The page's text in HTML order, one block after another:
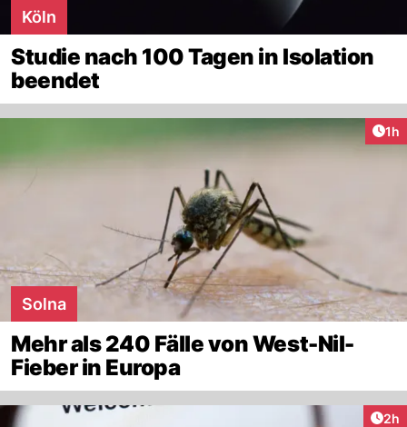
Köln
Studie nach 100 Tagen in Isolation
beendet
1h
Solna
Mehr als 240 Fälle von West-Nil-
Fieber in Europa
2h